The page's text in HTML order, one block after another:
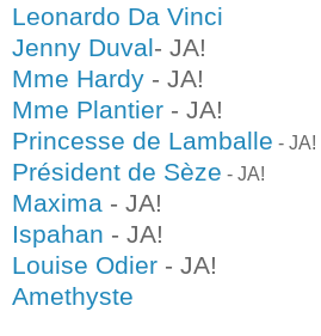
Leonardo Da Vinci
Jenny Duval- JA!
Mme Hardy - JA!
Mme Plantier - JA!
Princesse de Lamballe - JA!
Président de Sèze - JA!
Maxima - JA!
Ispahan - JA!
Louise Odier - JA!
Amethyste